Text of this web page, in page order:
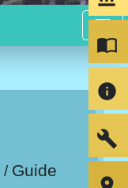
menu
/ Guide
import_contacts
info
build